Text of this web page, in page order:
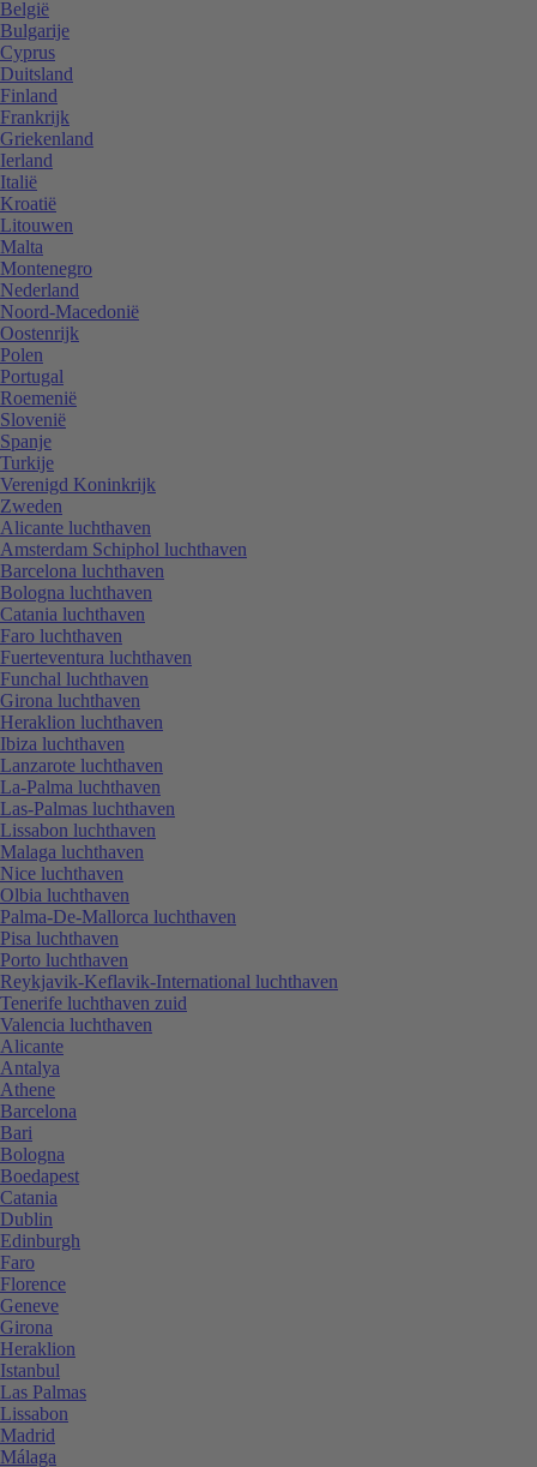
België
Bulgarije
Cyprus
Duitsland
Finland
Frankrijk
Griekenland
Ierland
Italië
Kroatië
Litouwen
Malta
Montenegro
Nederland
Noord-Macedonië
Oostenrijk
Polen
Portugal
Roemenië
Slovenië
Spanje
Turkije
Verenigd Koninkrijk
Zweden
Alicante luchthaven
Amsterdam Schiphol luchthaven
Barcelona luchthaven
Bologna luchthaven
Catania luchthaven
Faro luchthaven
Fuerteventura luchthaven
Funchal luchthaven
Girona luchthaven
Heraklion luchthaven
Ibiza luchthaven
Lanzarote luchthaven
La-Palma luchthaven
Las-Palmas luchthaven
Lissabon luchthaven
Malaga luchthaven
Nice luchthaven
Olbia luchthaven
Palma-De-Mallorca luchthaven
Pisa luchthaven
Porto luchthaven
Reykjavik-Keflavik-International luchthaven
Tenerife luchthaven zuid
Valencia luchthaven
Alicante
Antalya
Athene
Barcelona
Bari
Bologna
Boedapest
Catania
Dublin
Edinburgh
Faro
Florence
Geneve
Girona
Heraklion
Istanbul
Las Palmas
Lissabon
Madrid
Málaga